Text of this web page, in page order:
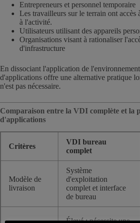
Entrepreneurs et personnel temporaire
Les travailleurs sur le terrain ont accès
à l'activité.
Utilisateurs utilisant des appareils
Organisations visant à rationaliser
d'infrastructure
En dissociant l'application de
d'applications offre une alternative pratique
n'est pas nécessaire.
Comparaison entre la VDI complète et la
d'applications
Critères
VDI bureau
complet
Modèle de
livraison
Système
d'exploitation
complet et interface
de bureau
Élevé ; nécessite une